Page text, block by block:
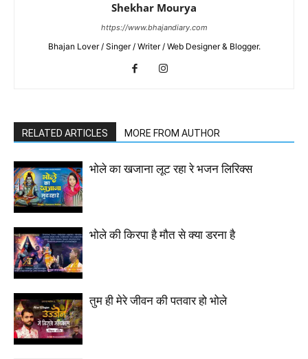
Shekhar Mourya
https://www.bhajandiary.com
Bhajan Lover / Singer / Writer / Web Designer & Blogger.
RELATED ARTICLES MORE FROM AUTHOR
भोले का खजाना लूट रहा रे भजन लिरिक्स
भोले की किरपा है मौत से क्या डरना है
तुम ही मेरे जीवन की पतवार हो भोले